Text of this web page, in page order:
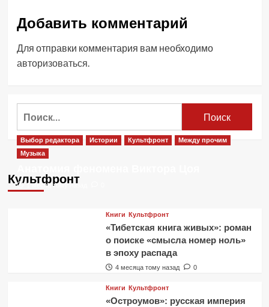
Добавить комментарий
Для отправки комментария вам необходимо
авторизоваться.
Культфронт
Выбор редактора Истории Культфронт
Между прочим
Музыка
1 месяц тому назад
Книги Культфронт
«Тибетская книга живых»: роман
о поиске «смысла номер ноль»
в эпоху распада
4 месяца тому назад 0
Книги Культфронт
«Остроумов»: русская империя